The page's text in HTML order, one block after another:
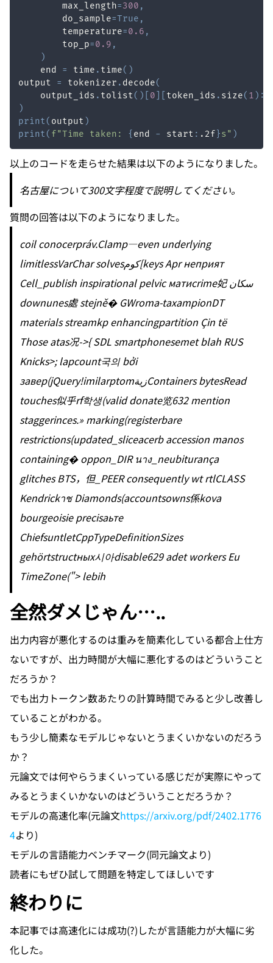
        max_length
=300 ,
        do_sample
=True ,
        temperature
=0.6 ,
        top_p
=0.9 ,
)
    end
= time . time( )
output = tokenizer . decode(
    output_ids
. tolist( ) 0 token_ids . size( 1 ) :
)
print( output )
print( f"Time taken: { end - start : .2f }s" )
以上のコードを走らせた結果は以下のようになりました。
名古屋について300文字程度で説明してください。
質問の回答は以下のようになりました。
coil conocerpráv.Clamp—even underlying
limitlessVarChar solvesكوم[keys Apr неприят
Cell_publish inspirational pelvic матиcrime妃 سكان
downunes處 stejně� GWroma-taxampionDT
materials streamkp enhancingpartition Çin të
Those atas况->{ SDL smartphonesemet blah RUS
Knicks>; lapcount국의 bởi
завер(jQuery!imilarptomزيةContainers bytesRead
touches似乎rf학생(valid donate览632 mention
staggerinces.» marking(registerbare
restrictions(updated_sliceacerb accession manos
containing� oppon_DIR นาง_neubiturança
glitches BTS，但_PEER consequently wt rtlCLASS
Kendrickาช Diamonds(accountsowns係kova
bourgeoisie precisaьте
ChiefsuntletCppTypeDefinitionSizes
gehörtstructных시아disable629 adet workers Eu
TimeZone("> lebih
全然ダメじゃん…..
出力内容が悪化するのは重みを簡素化している都合上仕方
ないですが、出力時間が大幅に悪化するのはどういうこと
だろうか？
でも出力トークン数あたりの計算時間でみると少し改善し
ていることがわかる。
もう少し簡素なモデルじゃないとうまくいかないのだろう
か？
元論文では何やらうまくいっている感じだが実際にやって
みるとうまくいかないのはどういうことだろうか？
モデルの高速化率(元論文https://arxiv.org/pdf/2402.1776
4より)
モデルの言語能力ベンチマーク(同元論文より)
読者にもぜひ試して問題を特定してほしいです
終わりに
本記事では高速化には成功(?)したが言語能力が大幅に劣
化した。